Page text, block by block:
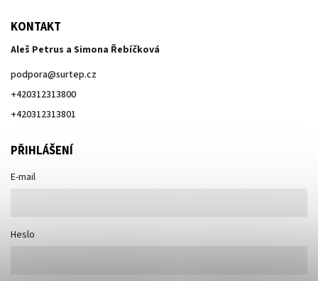
KONTAKT
Aleš Petrus a Simona Řebíčková
podpora@surtep.cz
+420312313800
+420312313801
PŘIHLÁŠENÍ
E-mail
Heslo